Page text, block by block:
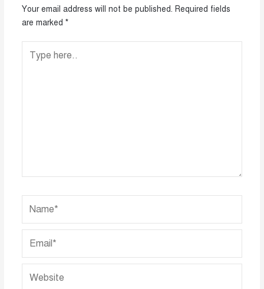
Your email address will not be published. Required fields
are marked *
here..